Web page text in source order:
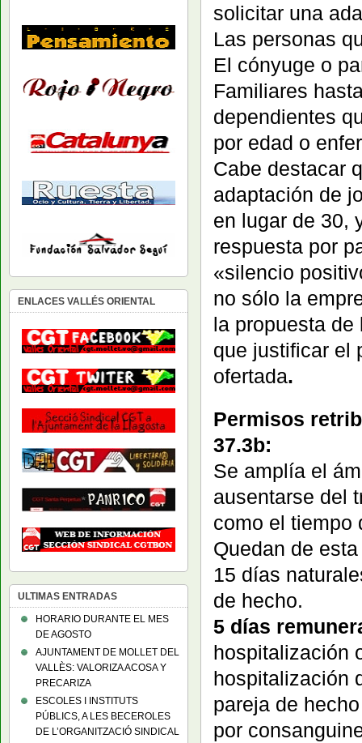
solicitar una
Las personas
El cónyuge o
Familiares
dependientes
por edad o
Cabe destacar
adaptación de
en lugar de 30,
respuesta por
«silencio
no sólo la
la propuesta de
que justificar el
ofertada.
Permisos
37.3b:
Se amplía el
ausentarse del
como el tiempo
Quedan de
15 días
de hecho.
5 días
hospitalización
hospitalización
pareja de
por
ENLACES VALLÉS ORIENTAL
ULTIMAS ENTRADAS
HORARIO DURANTE EL MES
DE AGOSTO
AJUNTAMENT DE MOLLET DEL
VALLÈS: VALORIZA ACOSA Y
PRECARIZA
ESCOLES I INSTITUTS
PÚBLICS, A LES BECEROLES
DE L’ORGANITZACIÓ SINDICAL